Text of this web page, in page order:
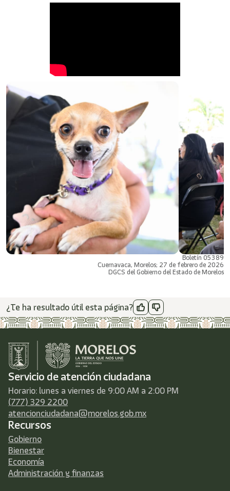
Boletín 05389
Cuernavaca, Morelos; 27 de febrero de 2026
DGCS del Gobierno del Estado de Morelos
¿Te ha resultado útil esta página?
Servicio de atención ciudadana
Horario: lunes a viernes de 9:00 AM a 2:00 PM
(777) 329 2200
atencionciudadana@morelos.gob.mx
Recursos
Gobierno
Bienestar
Economía
Administración y finanzas